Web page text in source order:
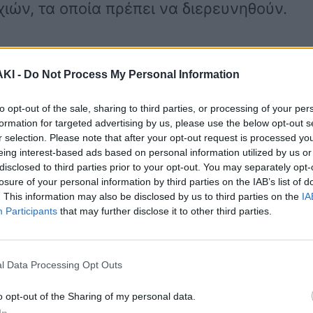
- Do Not Process My Personal Information
opt-out of the sale, sharing to third parties, or processing of your
for targeted advertising by us, please use the below opt-out
selection. Please note that after your opt-out request is processed
interest-based ads based on personal information utilized by us
to third parties prior to your opt-out. You may separately
of your personal information by third parties on the IAB’s list of
This information may also be disclosed by us to third parties on the
Participants that may further disclose it to other third parties.
Data Processing Opt Outs
opt-out of the Sharing of my personal data.
τα οποία πρέπει να διερευνηθούν.
αναθέτει σε εφέτη ανακριτή είτε
του δημοσίου, έλεγα και
Είπα πως εάν υπάρχει καθυστέρηση,
καθυστέρηση και οι διαδικασίες
υπόνοια και κανένα πρόβλημα.
καθυστέρηση, οφείλουμε να το
οικογένειες των θυμάτων